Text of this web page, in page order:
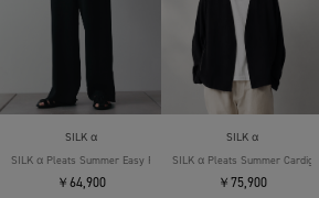
SILK α
SILK α Pleats Summer Easy Pants
￥64,900
SILK α
SILK α Pleats Summer Cardigan
￥75,900